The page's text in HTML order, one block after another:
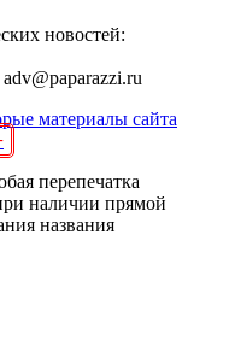
новостей:
материалы сайта
перепечатка
наличии прямой
названия